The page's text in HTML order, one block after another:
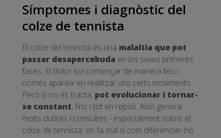
Símptomes i diagnòstic del
colze de tennista
El colze del tennista és una malaltia que pot
passar desapercebuda en les seves primeres
fases. El dolor sol començar de manera lleu i
només apareix en realitzar uns certs moviments.
Però si no es tracta, pot evolucionar i tornar-
se constant, fins i tot en repòs. Això genera
molts dubtes i consultes - especialment sobre el
colze de tennista: on fa mal o com diferenciar-ho